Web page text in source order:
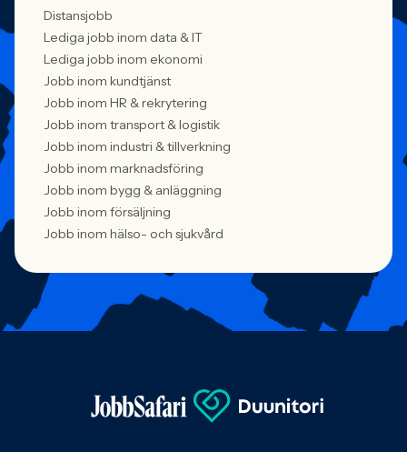
Distansjobb
Lediga jobb inom data & IT
Lediga jobb inom ekonomi
Jobb inom kundtjänst
Jobb inom HR & rekrytering
Jobb inom transport & logistik
Jobb inom industri & tillverkning
Jobb inom marknadsföring
Jobb inom bygg & anläggning
Jobb inom försäljning
Jobb inom hälso- och sjukvård